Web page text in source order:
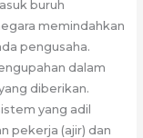
buruh
memindahkan
pengusaha.
dalam
diberikan.
yang adil
pekerja (ajir) dan